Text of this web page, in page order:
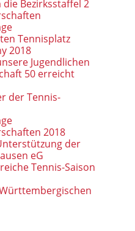
Bezirksstaffel 2
Tennisplatz
2018
Jugendlichen
50 erreicht
der Tennis-
2018
der
eG
Tennis-Saison